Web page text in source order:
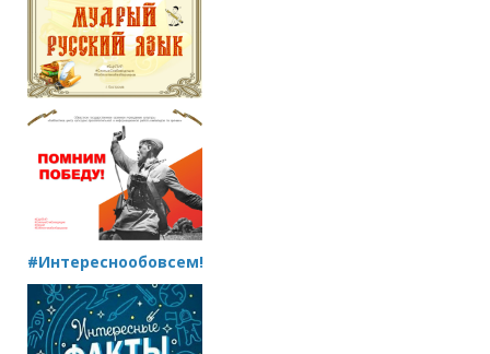
#Интереснообовсем!